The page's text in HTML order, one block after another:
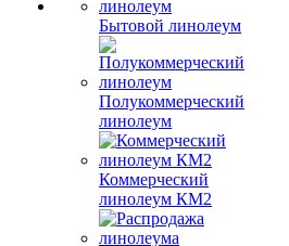
Бытовой линолеум
Полукоммерческий
линолеум
Коммерческий
линолеум КМ2